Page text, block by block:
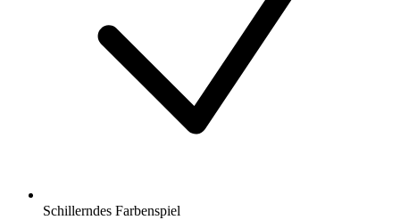
Schillerndes Farbenspiel